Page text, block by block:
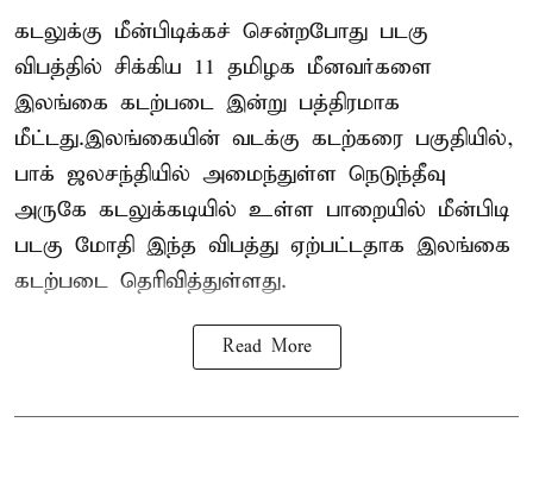
கடலுக்கு மீன்பிடிக்கச் சென்றபோது படகு
விபத்தில் சிக்கிய 11 தமிழக மீனவர்களை
இலங்கை கடற்படை இன்று பத்திரமாக
மீட்டது.இலங்கையின் வடக்கு கடற்கரை பகுதியில்,
பாக் ஜலசந்தியில் அமைந்துள்ள நெடுந்தீவு
அருகே கடலுக்கடியில் உள்ள பாறையில் மீன்பிடி
படகு மோதி இந்த விபத்து ஏற்பட்டதாக இலங்கை
கடற்படை தெரிவித்துள்ளது.
Read More